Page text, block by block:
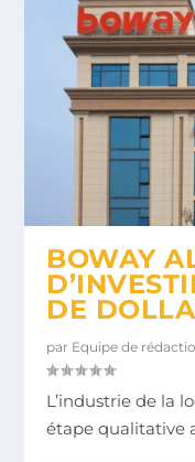
BOWAY
DE
par Equipe de
L’industrie de la
étape qualitative